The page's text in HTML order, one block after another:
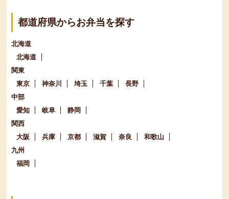
都道府県からお弁当を探す
北海道
北海道
関東
東京
神奈川 埼玉 千葉
長野
中部
愛知
岐阜
静岡
関西
大阪
兵庫 京都 滋賀 奈良
和歌山
九州
福岡